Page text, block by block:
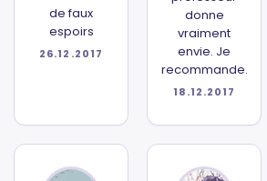
de faux
espoirs
26.12.2017
donne
vraiment
envie. Je
recommande.
18.12.2017